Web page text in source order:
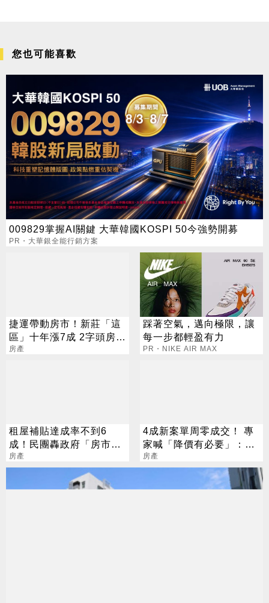
您也可能喜歡
009829掌握AI關鍵 大華韓國KOSPI 50今強勢開募
PR・大華銀全能行銷方案
捷運帶動房市！新莊「這
區」十年漲7成 2字頭房價
成絕響
房產
踩著空氣，邁向極限，讓
每一步都輕盈有力
PR・NIKE AIR MAX
租屋補貼達成率不到6
成！民團轟政府「房市3
箭淪空話」
房產
4成新案單周零成交！ 專
家喊「降價有必要」：這
區將最有感
房產